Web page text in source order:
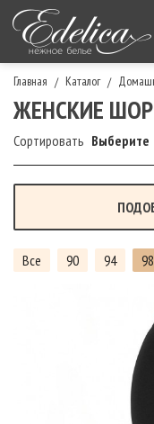
Главная / Каталог /
ЖЕНСКИЕ
Сортировать Выберите
Все 90 94 98